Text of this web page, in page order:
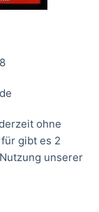
ohne
gibt es 2
unserer